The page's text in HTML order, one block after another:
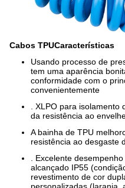
Cabos TPUCaracterísticas
Usando processo de
tem uma aparência
conformidade com o
convenientemente
. XLPO para
da resistência ao
A bainha de TPU
resistência ao desgaste
. Excelente
alcançado IP55
revestimento de cor